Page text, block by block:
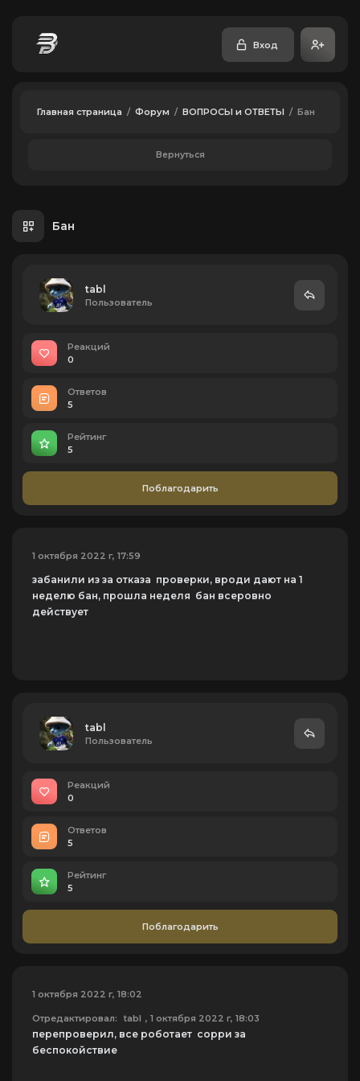
Вход
Главная страница / Форум / ВОПРОСЫ и ОТВЕТЫ / Бан
Вернуться
Бан
tabl
Пользователь
Реакций
0
Ответов
5
Рейтинг
5
Поблагодарить
1 октября 2022 г, 17:59
забанили из за отказа проверки, вроди дают на 1
неделю бан, прошла неделя бан всеровно
действует
tabl
Пользователь
Реакций
0
Ответов
5
Рейтинг
5
Поблагодарить
1 октября 2022 г, 18:02
Отредактировал: tabl , 1 октября 2022 г, 18:03
перепроверил, все роботает сорри за
беспокойствие